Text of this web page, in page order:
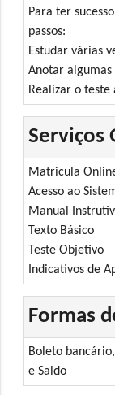
Para ter
passos:
Estudar várias
Anotar
Realizar o teste
Serviços
Matricula
Acesso ao
Manual
Texto Básico
Teste Objetivo
Indicativos de
Formas
Boleto
e Saldo